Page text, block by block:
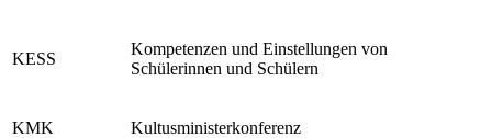
KESS
Kompetenzen und Einstellungen von
Schülerinnen und Schülern
KMK Kultusministerkonferenz